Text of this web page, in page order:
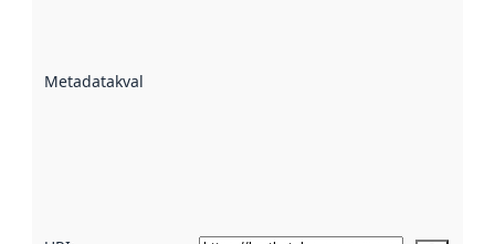
Metadatakvalitet